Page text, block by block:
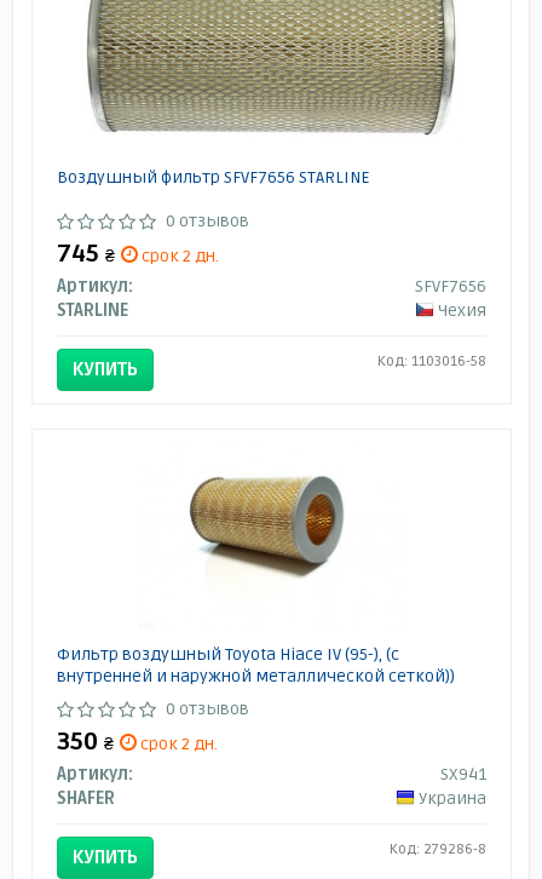
Воздушный фильтр SFVF7656 STARLINE
0 отзывов
745 ₴
срок 2 дн.
Артикул:
SFVF7656
STARLINE
Чехия
КУПИТЬ Код: 1103016-58
Фильтр воздушный Toyota Hiace IV (95-), (с
внутренней и наружной металлической сеткой))
0 отзывов
350 ₴
срок 2 дн.
Артикул:
SX941
SHAFER
Украина
КУПИТЬ Код: 279286-8